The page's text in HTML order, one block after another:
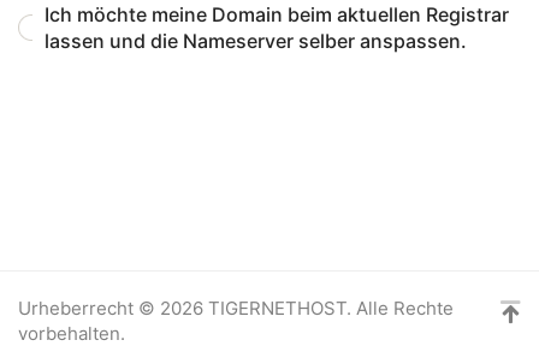
Ich möchte meine Domain beim aktuellen Registrar
lassen und die Nameserver selber anspassen.
Urheberrecht © 2026 TIGERNETHOST. Alle Rechte
vorbehalten.